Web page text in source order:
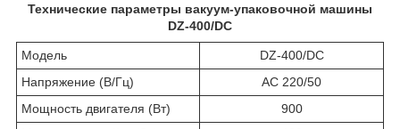
Технические параметры вакуум-упаковочной машины
DZ-400/DC
Модель
DZ-400/DC
Напряжение (В/Гц)
AC 220/50
Мощность двигателя (Вт)
900